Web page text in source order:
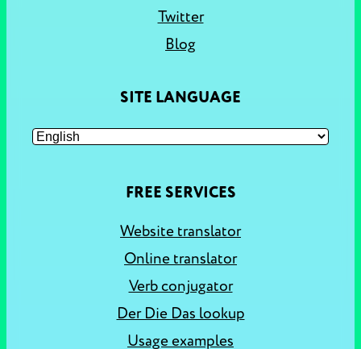
Twitter
Blog
SITE LANGUAGE
FREE SERVICES
Website translator
Online translator
Verb conjugator
Der Die Das lookup
Usage examples